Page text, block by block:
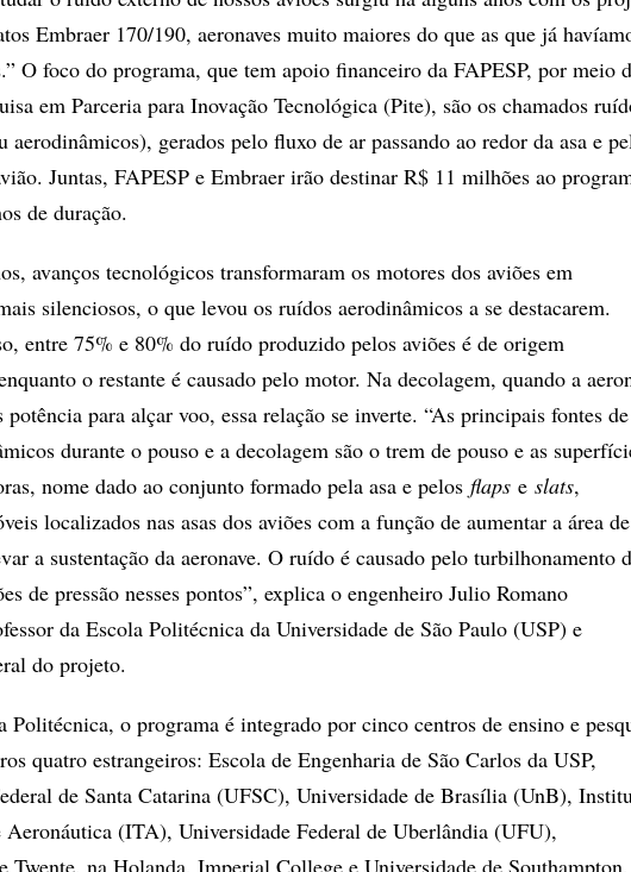
Embraer 170/190, aeronaves muito maiores do que as que já
O foco do programa, que tem apoio financeiro da FAPESP, por meio
em Parceria para Inovação Tecnológica (Pite), são os chamados
aerodinâmicos), gerados pelo fluxo de ar passando ao redor da asa e
Juntas, FAPESP e Embraer irão destinar R$ 11 milhões ao
de duração.
avanços tecnológicos transformaram os motores dos aviões em
silenciosos, o que levou os ruídos aerodinâmicos a se destacarem.
entre 75% e 80% do ruído produzido pelos aviões é de origem
o restante é causado pelo motor. Na decolagem, quando a
potência para alçar voo, essa relação se inverte. “As principais fontes de
durante o pouso e a decolagem são o trem de pouso e as
nome dado ao conjunto formado pela asa e pelos flaps e slats,
localizados nas asas dos aviões com a função de aumentar a área de
a sustentação da aeronave. O ruído é causado pelo turbilhonamento
de pressão nesses pontos”, explica o engenheiro Julio Romano
da Escola Politécnica da Universidade de São Paulo (USP) e
do projeto.
Politécnica, o programa é integrado por cinco centros de ensino e
quatro estrangeiros: Escola de Engenharia de São Carlos da USP,
de Santa Catarina (UFSC), Universidade de Brasília (UnB),
Aeronáutica (ITA), Universidade Federal de Uberlândia (UFU),
Twente, na Holanda, Imperial College e Universidade de Southampton,